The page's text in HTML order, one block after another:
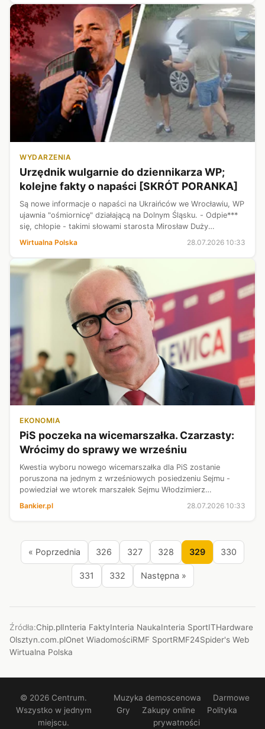
WYDARZENIA
Urzędnik wulgarnie do dziennikarza WP;
kolejne fakty o napaści [SKRÓT PORANKA]
Są nowe informacje o napaści na Ukraińców we Wrocławiu, WP
ujawnia "ośmiornicę" działającą na Dolnym Śląsku. - Odpie***
się, chłopie - takimi słowami starosta Mirosław Duży
Wirtualna Polska 28.07.2026 10:33
EKONOMIA
PiS poczeka na wicemarszałka. Czarzasty:
Wrócimy do sprawy we wrześniu
Kwestia wyboru nowego wicemarszałka dla PiS zostanie
poruszona na jednym z wrześniowych posiedzeniu Sejmu -
powiedział we wtorek marszałek Sejmu Włodzimierz
środę posiedzenia nie planuje żadnyc...
Bankier.pl 28.07.2026 10:33
« Poprzednia 326 327 328 329 330
331 332 Następna »
Źródła:Chip.plInteria FaktyInteria NaukaInteria SportITHardware
Olsztyn.com.plOnet WiadomościRMF SportRMF24Spider's Web
Wirtualna Polska
© 2026 Centrum.
Wszystko w jednym
miejscu.
Muzyka demoscenowa
Darmowe
Gry
Zakupy online
Polityka
prywatności